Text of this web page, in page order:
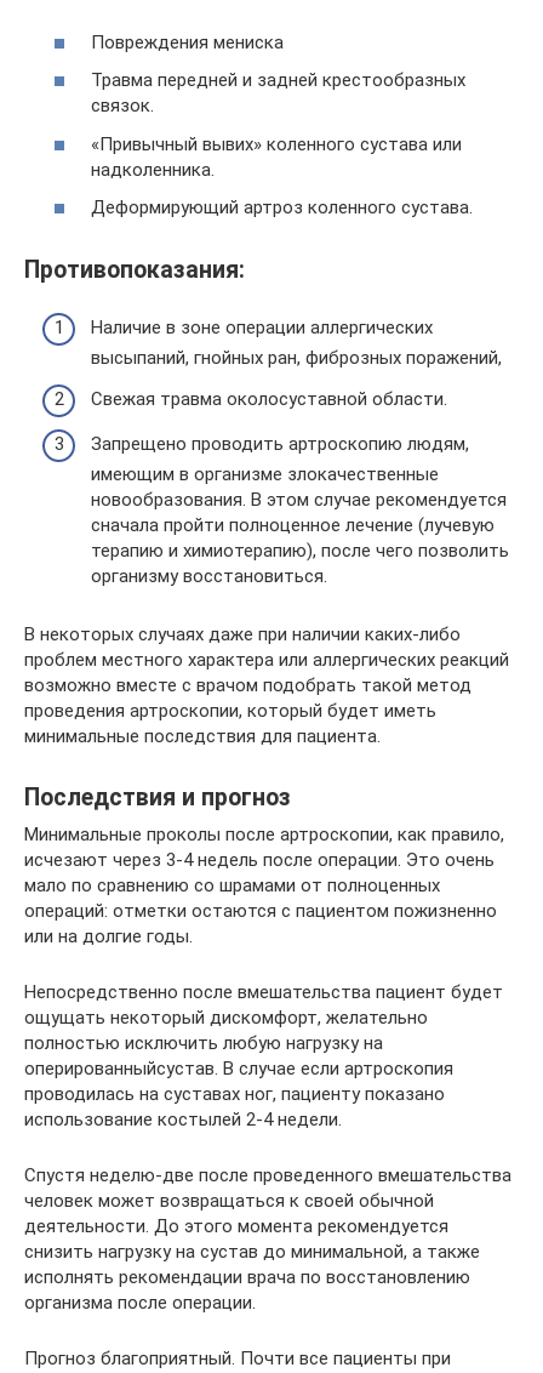
Повреждения мениска
Травма передней и задней крестообразных
связок.
«Привычный вывих» коленного сустава или
надколенника.
Деформирующий артроз коленного сустава.
Противопоказания:
Наличие в зоне операции аллергических
высыпаний, гнойных ран, фиброзных поражений,
Свежая травма околосуставной области.
Запрещено проводить артроскопию людям,
имеющим в организме злокачественные
новообразования. В этом случае рекомендуется
сначала пройти полноценное лечение (лучевую
терапию и химиотерапию), после чего позволить
организму восстановиться.
В некоторых случаях даже при наличии каких-либо
проблем местного характера или аллергических реакций
возможно вместе с врачом подобрать такой метод
проведения артроскопии, который будет иметь
минимальные последствия для пациента.
Последствия и прогноз
Минимальные проколы после артроскопии, как правило,
исчезают через 3-4 недель после операции. Это очень
мало по сравнению со шрамами от полноценных
операций: отметки остаются с пациентом пожизненно
или на долгие годы.
Непосредственно после вмешательства пациент будет
ощущать некоторый дискомфорт, желательно
полностью исключить любую нагрузку на
оперированныйсустав. В случае если артроскопия
проводилась на суставах ног, пациенту показано
использование костылей 2-4 недели.
Спустя неделю-две после проведенного вмешательства
человек может возвращаться к своей обычной
деятельности. До этого момента рекомендуется
снизить нагрузку на сустав до минимальной, а также
исполнять рекомендации врача по восстановлению
организма после операции.
Прогноз благоприятный. Почти все пациенты при